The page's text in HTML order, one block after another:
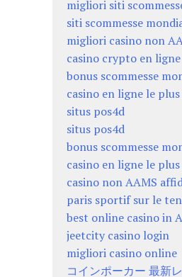
migliori siti
siti scommesse
migliori casino non
casino crypto en ligne
bonus scommesse
casino en ligne le
situs pos4d
situs pos4d
bonus scommesse
casino en ligne le
casino non AAMS
paris sportif sur le
best online casino in
jeetcity casino login
migliori casino online
コインポーカー 最新